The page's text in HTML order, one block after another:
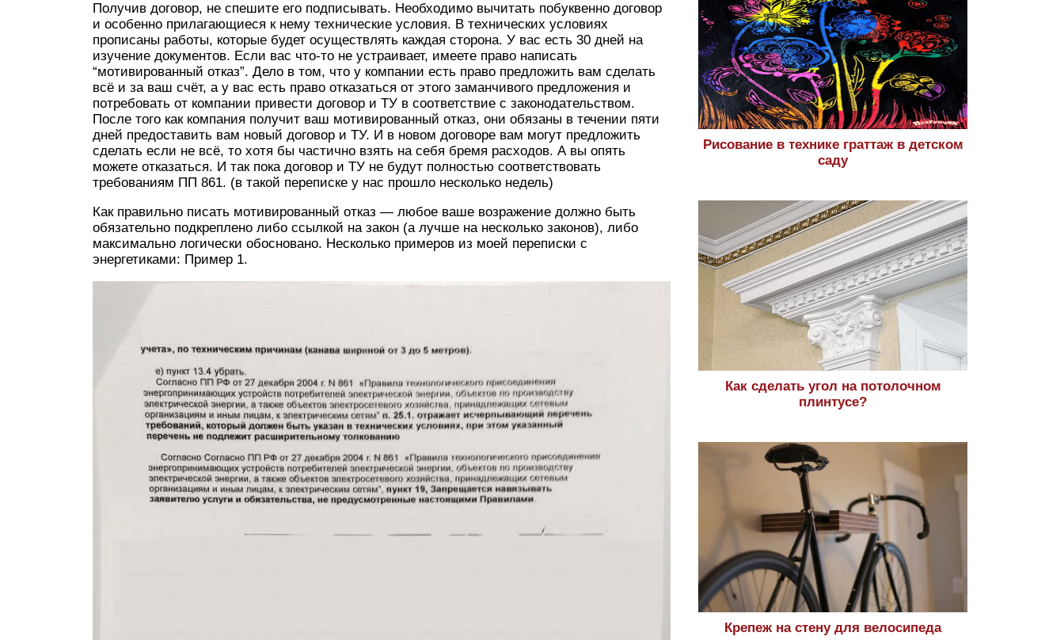
Получив договор, не спешите его подписывать. Необходимо вычитать побуквенно договор
и особенно прилагающиеся к нему технические условия. В технических условиях
прописаны работы, которые будет осуществлять каждая сторона. У вас есть 30 дней на
изучение документов. Если вас что-то не устраивает, имеете право написать
“мотивированный отказ”. Дело в том, что у компании есть право предложить вам сделать
всё и за ваш счёт, а у вас есть право отказаться от этого заманчивого предложения и
потребовать от компании привести договор и ТУ в соответствие с законодательством.
После того как компания получит ваш мотивированный отказ, они обязаны в течении пяти
дней предоставить вам новый договор и ТУ. И в новом договоре вам могут предложить
сделать если не всё, то хотя бы частично взять на себя бремя расходов. А вы опять
можете отказаться. И так пока договор и ТУ не будут полностью соответствовать
требованиям ПП 861. (в такой переписке у нас прошло несколько недель)
Как правильно писать мотивированный отказ — любое ваше возражение должно быть
обязательно подкреплено либо ссылкой на закон (а лучше на несколько законов), либо
максимально логически обосновано. Несколько примеров из моей переписки с
энергетиками: Пример 1.
Рисование в технике граттаж в детском
саду
Как сделать угол на потолочном
плинтусе?
Крепеж на стену для велосипеда